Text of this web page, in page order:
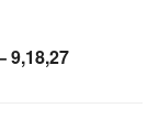
9,18,27